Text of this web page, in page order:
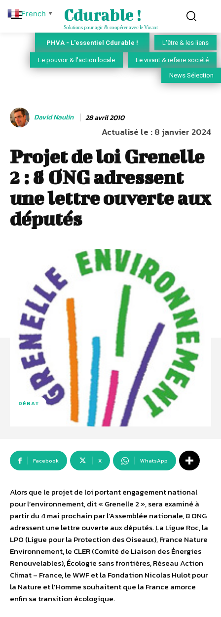
Cdurable !
Solutions pour agir & coopérer avec le Vivant
PHVA - L'essentiel Cdurable ! L'être & les liens
Le pouvoir & l'action locale Le vivant & refaire société
News Sélection
David Naulin 28 avril 2010
Actualisé le :8 janvier 2024
Projet de loi Grenelle
2 : 8 ONG adressent
une lettre ouverte aux
députés
DÉBAT
Facebook X WhatsApp
Alors que le projet de loi portant engagement national
pour l’environnement, dit « Grenelle 2 », sera examiné à
partir du 4 mai prochain par l’Assemblée nationale, 8 ONG
adressent une lettre ouverte aux députés. La Ligue Roc, la
LPO (Ligue pour la Protection des Oiseaux), France Nature
Environnement, le CLER (Comité de Liaison des Énergies
Renouvelables), Écologie sans frontières, Réseau Action
Climat – France, le WWF et la Fondation Nicolas Hulot pour
la Nature et l’Homme souhaitent que la France amorce
enfin sa transition écologique.
French ▼